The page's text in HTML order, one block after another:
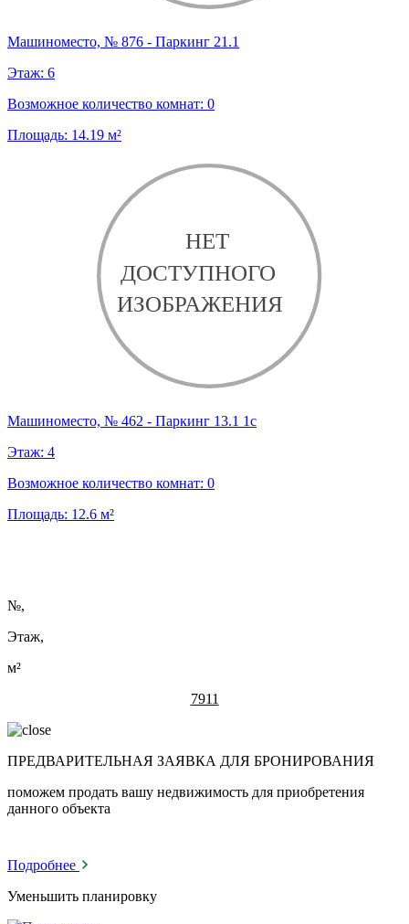
Машиноместо, № 876 - Паркинг 21.1
Этаж: 6
Возможное количество комнат: 0
Площадь: 14.19 м²
Машиноместо, № 462 - Паркинг 13.1 1с
Этаж: 4
Возможное количество комнат: 0
Площадь: 12.6 м²
№,
Этаж,
м²
7911
ПРЕДВАРИТЕЛЬНАЯ ЗАЯВКА ДЛЯ БРОНИРОВАНИЯ
поможем продать вашу недвижимость для приобретения
данного объекта
Подробнее
Уменьшить планировку